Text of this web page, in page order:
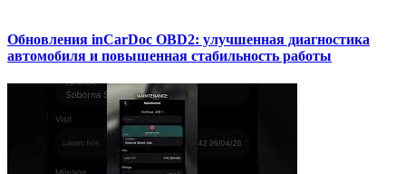
Обновления inCarDoc OBD2: улучшенная диагностика
автомобиля и повышенная стабильность работы